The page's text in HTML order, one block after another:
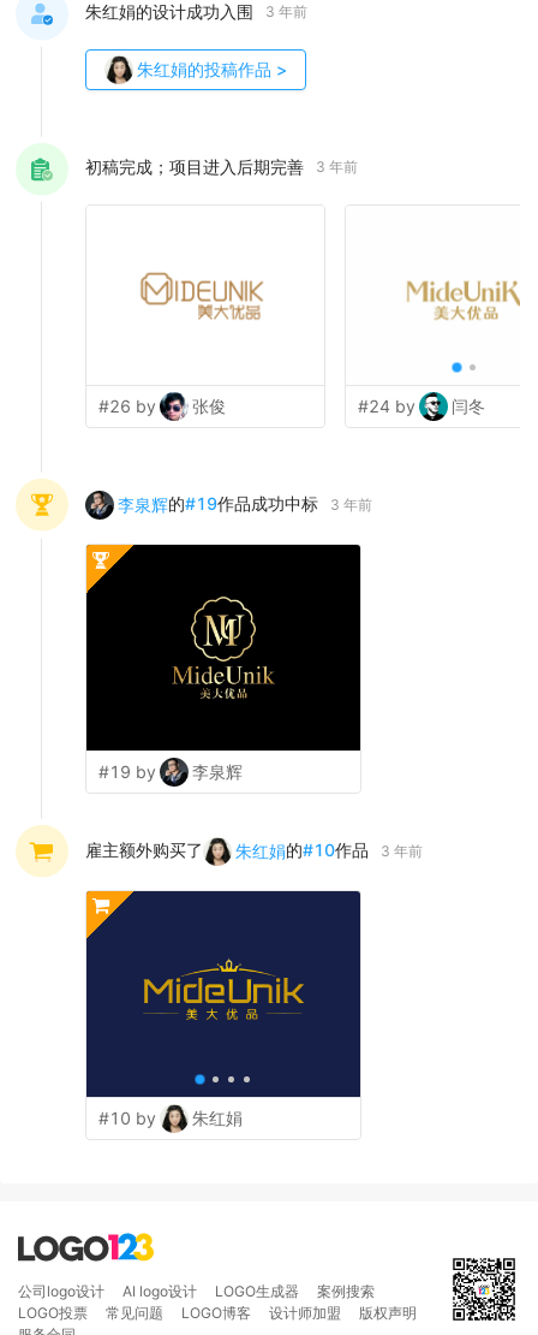
朱红娟的设计成功入围 3 年前
朱红娟的投稿作品 >
初稿完成；项目进入后期完善 3 年前
#26 by 张俊 #24 by 闫冬
李泉辉的#19作品成功中标 3 年前
#19 by 李泉辉
雇主额外购买了 朱红娟的#10作品 3 年前
#10 by 朱红娟
公司logo设计 AI logo设计 LOGO生成器
案例搜索
LOGO投票
常见问题 LOGO博客 设计师加盟
版权声明